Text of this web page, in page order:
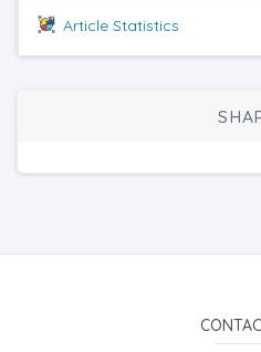
Article Statistics